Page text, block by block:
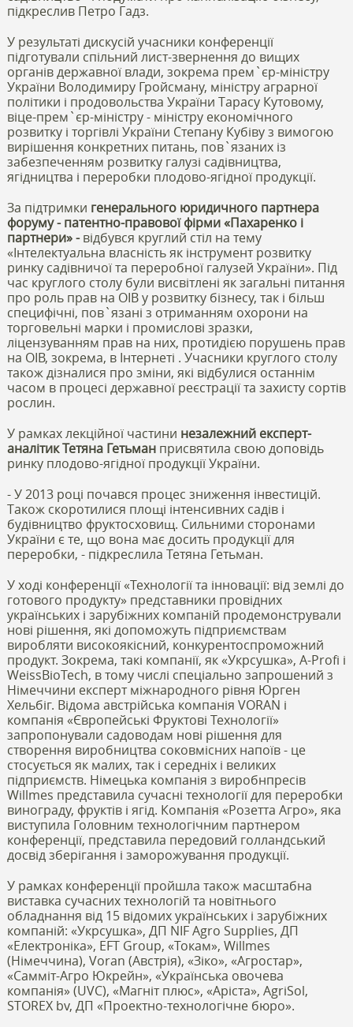
підкреслив Петро Гадз.
У результаті дискусій учасники конференції
підготували спільний лист-звернення до вищих
органів державної влади, зокрема прем`єр-міністру
України Володимиру Гройсману, міністру аграрної
політики і продовольства України Тарасу Кутовому,
віце-прем`єр-міністру - міністру економічного
розвитку і торгівлі України Степану Кубіву з вимогою
вирішення конкретних питань, пов`язаних із
забезпеченням розвитку галузі садівництва,
ягідництва і переробки плодово-ягідної продукції.
За підтримки генерального юридичного партнера
форуму - патентно-правової фірми «Пахаренко і
партнери» -відбувся круглий стіл на тему
«Інтелектуальна власність як інструмент розвитку
ринку садівничої та переробної галузей України». Під
час круглого столу були висвітлені як загальні питання
про роль прав на ОІВ у розвитку бізнесу, так і більш
специфічні, пов`язані з отриманням охорони на
торговельні марки і промислові зразки,
ліцензуванням прав на них, протидією порушень прав
на ОІВ, зокрема, в Інтернеті . Учасники круглого столу
також дізналися про зміни, які відбулися останнім
часом в процесі державної реєстрації та захисту сортів
рослин.
У рамках лекційної частини незалежний експерт-
аналітик Тетяна Гетьман присвятила свою доповідь
ринку плодово-ягідної продукції України.
- У 2013 році почався процес зниження інвестицій.
Також скоротилися площі інтенсивних садів і
будівництво фруктосховищ. Сильними сторонами
України є те, що вона має досить продукції для
переробки, - підкреслила Тетяна Гетьман.
У ході конференції «Технології та інновації: від землі до
готового продукту» представники провідних
українських і зарубіжних компаній продемонстрували
нові рішення, які допоможуть підприємствам
виробляти високоякісний, конкурентоспроможний
продукт. Зокрема, такі компанії, як «Укрсушка», A-Profi і
WeissBioTech, в тому числі спеціально запрошений з
Німеччини експерт міжнародного рівня Юрген
Хельбіг. Відома австрійська компанія VORAN і
компанія «Європейські Фруктові Технології»
запропонували садоводам нові рішення для
створення виробництва соковмісних напоїв - це
стосується як малих, так і середніх і великих
підприємств. Німецька компанія з виробнпресів
Willmes представила сучасні технології для переробки
винограду, фруктів і ягід. Компанія «Розетта Агро», яка
виступила Головним технологічним партнером
конференції, представила передовий голландський
досвід зберігання і заморожування продукції.
У рамках конференції пройшла також масштабна
виставка сучасних технологій та новітнього
обладнання від 15 відомих українських і зарубіжних
компаній: «Укрсушка», ДП NIF Agro Supplies, ДП
«Електроніка», EFT Group, «Токам», Willmes
(Німеччина), Voran (Австрія), «Зіко», «Агростар»,
«Самміт-Агро Юкрейн», «Українська овочева
компанія» (UVC), «Магніт плюс», «Аріста», AgriSol,
STOREX bv, ДП «Проектно-технологічне бюро».